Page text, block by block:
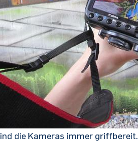
die Kameras immer griffbereit.